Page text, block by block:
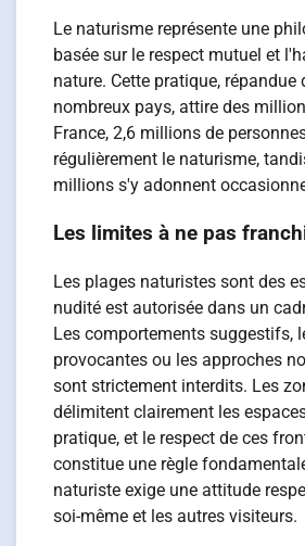
Le naturisme représente une
basée sur le respect mutuel et
nature. Cette pratique, répandue
nombreux pays, attire des
France, 2,6 millions de
régulièrement le naturisme,
millions s'y adonnent
Les limites à ne pas
Les plages naturistes sont des
nudité est autorisée dans un
Les comportements suggestifs,
provocantes ou les approches
sont strictement interdits. Les
délimitent clairement les
pratique, et le respect de ces
constitue une règle
naturiste exige une attitude
soi-même et les autres visiteurs.